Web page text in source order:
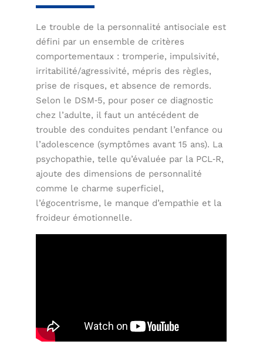
Le trouble de la personnalité antisociale est
défini par un ensemble de critères
comportementaux : tromperie, impulsivité,
irritabilité/agressivité, mépris des règles,
prise de risques, et absence de remords.
Selon le DSM‑5, pour poser ce diagnostic
chez l’adulte, il faut un antécédent de
trouble des conduites pendant l’enfance ou
l’adolescence (symptômes avant 15 ans). La
psychopathie, telle qu’évaluée par la PCL‑R,
ajoute des dimensions de personnalité
comme le charme superficiel,
l’égocentrisme, le manque d’empathie et la
froideur émotionnelle.